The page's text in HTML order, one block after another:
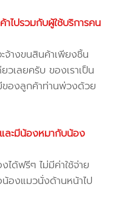
าไปรวมกับผู้ใช้บริการคน
จ้างขนสินค้าเพียงชิ้น
วเลยครับ ของเราเป็น
ของลูกค้าท่านพ่วงด้วย
ละมีน้องหมากับน้อง
ได้ฟรีๆ ไม่มีค่าใช้จ่าย
องแมวนั่งด้านหน้าไป